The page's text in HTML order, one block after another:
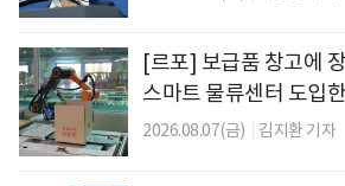
[르포] 보급품 창고에
스마트 물류센터 도입
2026.08.07(금) 김지환 기자